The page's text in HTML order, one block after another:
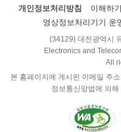
개인정보처리방침 이해하
영상정보처리기기 운
(34129) 대전광역시
Electronics and
All
본 홈페이지에 게시된 이메일 주
정보통신망법에 의